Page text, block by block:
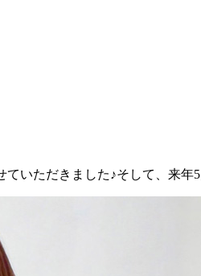
いただきました♪そして、来年